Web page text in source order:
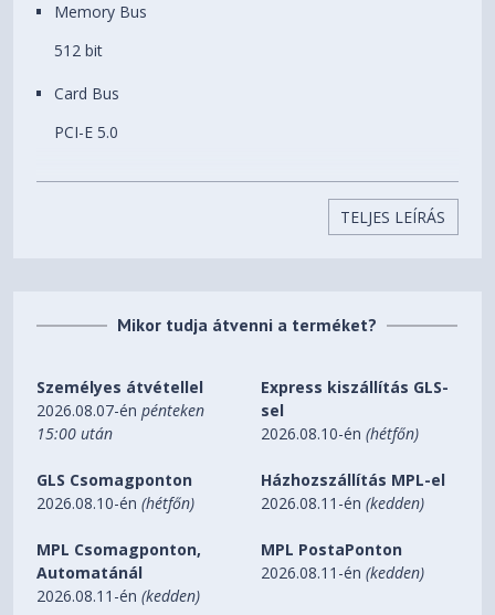
Memory Bus
512 bit
Card Bus
PCI-E 5.0
Card size
L=360 W=150 H=75 mm
PCB Form
DirectX
DirectX 12 API
OpenGL
TELJES LEÍRÁS
Mikor tudja átvenni a terméket?
Személyes átvétellel
2026.08.07-énpénteken
15:00 után
Express kiszállítás GLS-
sel
2026.08.10-én(hétfőn)
GLS Csomagponton
2026.08.10-én(hétfőn)
Házhozszállítás MPL-el
2026.08.11-én(kedden)
MPL Csomagponton,
Automatánál
2026.08.11-én(kedden)
MPL PostaPonton
2026.08.11-én(kedden)